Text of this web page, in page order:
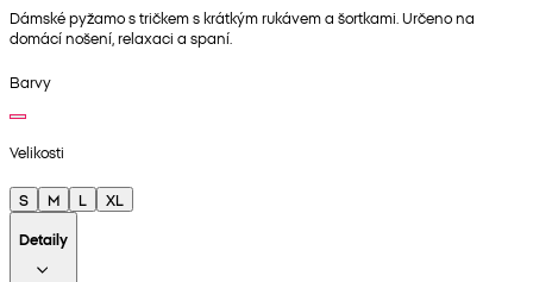
Dámské pyžamo s tričkem s krátkým rukávem a šortkami. Určeno na
domácí nošení, relaxaci a spaní.
Barvy
Velikosti
S M L
XL
Detaily